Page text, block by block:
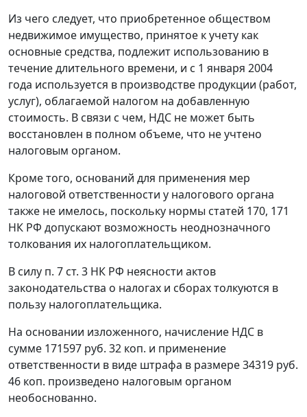
Из чего следует, что приобретенное обществом
недвижимое имущество, принятое к учету как
основные средства, подлежит использованию в
течение длительного времени, и с 1 января 2004
года используется в производстве продукции (работ,
услуг), облагаемой налогом на добавленную
стоимость. В связи с чем, НДС не может быть
восстановлен в полном объеме, что не учтено
налоговым органом.
Кроме того, оснований для применения мер
налоговой ответственности у налогового органа
также не имелось, поскольку нормы статей 170, 171
НК РФ допускают возможность неоднозначного
толкования их налогоплательщиком.
В силу п. 7 ст. 3 НК РФ неясности актов
законодательства о налогах и сборахтолкуются в
пользу налогоплательщика.
На основании изложенного, начисление НДС в
сумме 171597 руб. 32 коп. и применение
ответственности в виде штрафа в размере 34319 руб.
46 коп. произведено налоговым органом
необоснованно.